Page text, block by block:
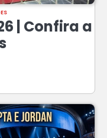
| Confira a